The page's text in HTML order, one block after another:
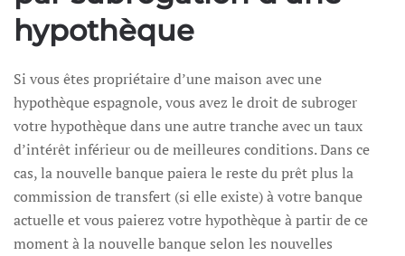
hypothèque
Si vous êtes propriétaire d’une maison avec une
hypothèque espagnole, vous avez le droit de subroger
votre hypothèque dans une autre tranche avec un taux
d’intérêt inférieur ou de meilleures conditions. Dans ce
cas, la nouvelle banque paiera le reste du prêt plus la
commission de transfert (si elle existe) à votre banque
actuelle et vous paierez votre hypothèque à partir de ce
moment à la nouvelle banque selon les nouvelles